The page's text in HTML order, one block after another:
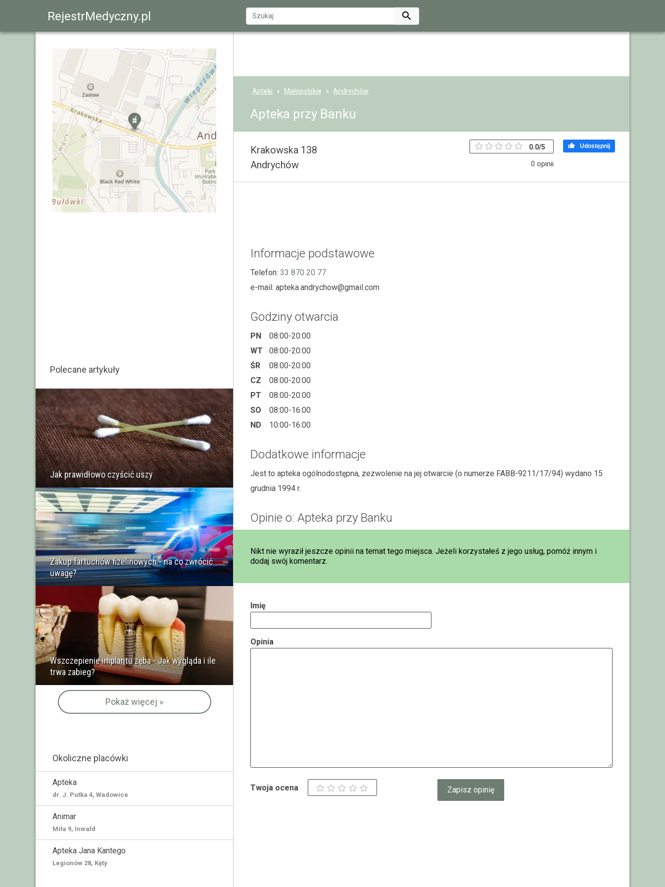
RejestrMedyczny.pl 
Apteki Małopolskie Andrychów
Apteka przy Banku
Krakowska 138
Andrychów
0.0/5
0 opinii
 Udostępnij
Informacje podstawowe
Telefon: 33 870 20 77
e-mail: apteka.andrychow@gmail.com
Godziny otwarcia
PN
08:00-20:00
WT
08:00-20:00
ŚR
08:00-20:00
CZ
08:00-20:00
PT
08:00-20:00
SO
08:00-16:00
ND
10:00-16:00
Dodatkowe informacje
Jest to apteka ogólnodostępna, zezwolenie na jej otwarcie (o numerze FABB-9211/17/94) wydano 15
grudnia 1994 r.
Opinie o: Apteka przy Banku
Nikt nie wyraził jeszcze opinii na temat tego miejsca. Jeżeli korzystałeś z jego usług, pomóż innym i
dodaj swój komentarz.
Imię
Opinia
Twoja ocena
Polecane artykuły
Jak prawidłowo czyścić uszy
Zakup fartuchów fizelinowych - na co zwrócić
uwagę?
Wszczepienie implantu zęba - Jak wygląda i ile
trwa zabieg?
Pokaż więcej »
Okoliczne placówki
Apteka
dr. J. Putka 4, Wadowice
Animar
Miła 9, Inwałd
Apteka Jana Kantego
Legionów 28, Kęty